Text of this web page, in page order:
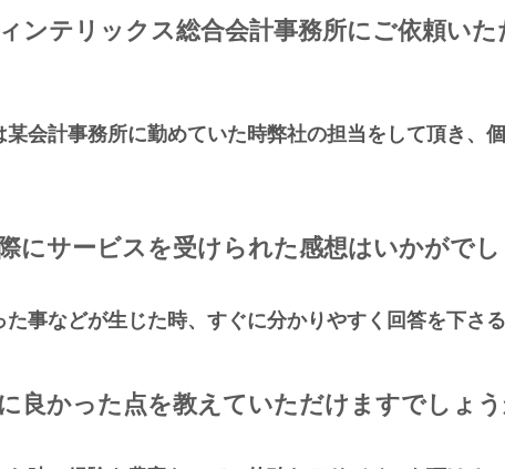
ンテリックス総合会計事務所にご依頼い
某会計事務所に勤めていた時弊社の担当をして頂き、
にサービスを受けられた感想はいかがでし
た事などが生じた時、すぐに分かりやすく回答を下さ
良かった点を教えていただけますでしょう